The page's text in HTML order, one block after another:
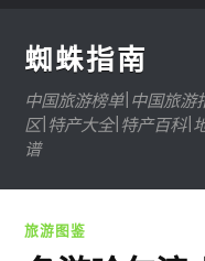
蜘蛛指南
中国旅游榜单|中国旅
区|特产大全|特产百科|
谱
旅游图鉴